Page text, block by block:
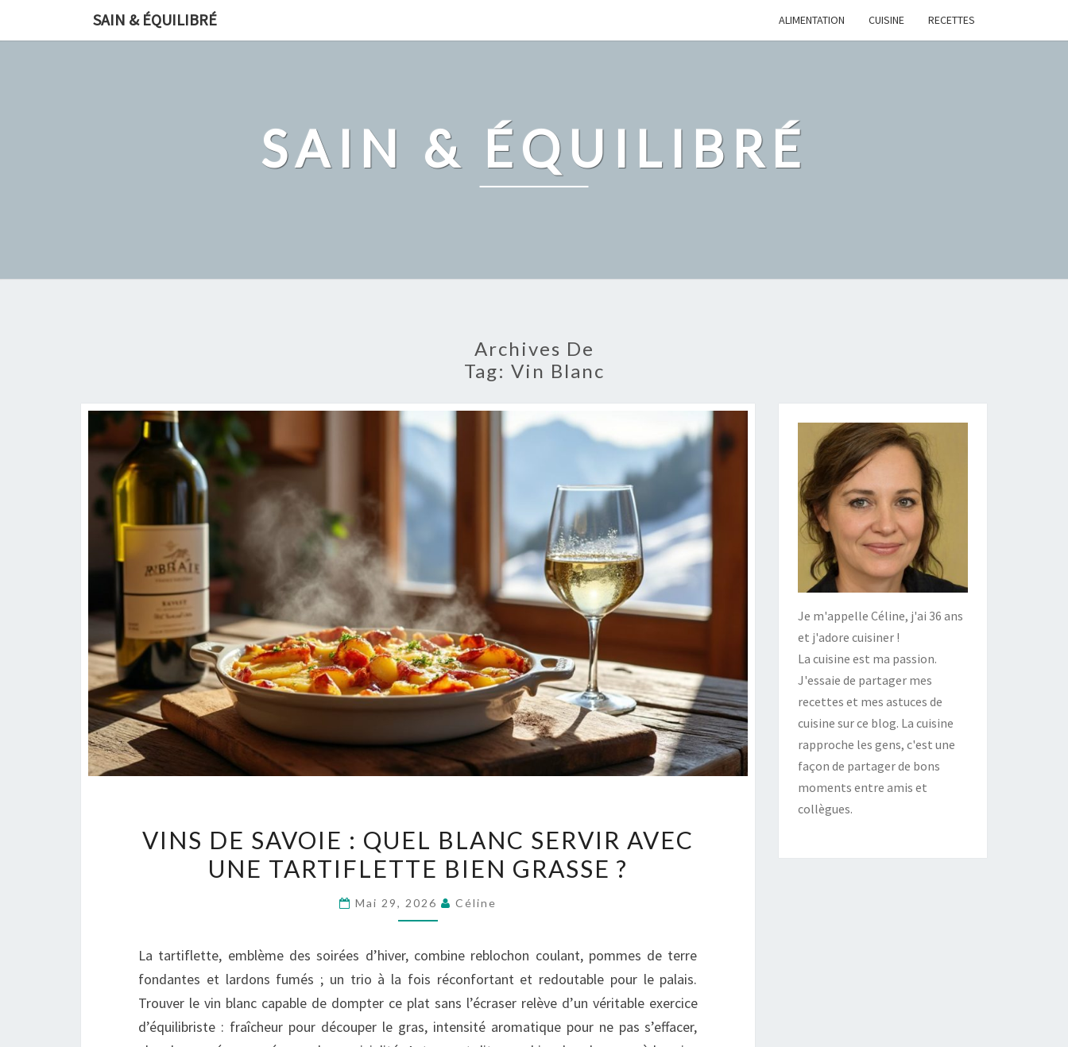
SAIN & ÉQUILIBRÉ ALIMENTATION CUISINE RECETTES
SAIN & ÉQUILIBRÉ
Archives De
Tag: Vin Blanc
DE
SAVOIE
QUEL
SERVIR
AVEC
UNE
TARTIFLETTE
VINS DE SAVOIE : QUEL BLANC SERVIR AVEC
UNE TARTIFLETTE BIEN GRASSE ?
Mai 29, 2026 Céline
La tartiflette, emblème des soirées d’hiver, combine reblochon coulant, pommes de terre
fondantes et lardons fumés ; un trio à la fois réconfortant et redoutable pour le palais.
Trouver le vin blanc capable de dompter ce plat sans l’écraser relève d’un véritable exercice
d’équilibriste : fraîcheur pour découper le gras, intensité aromatique pour ne pas s’effacer,
Je m'appelle Céline, j'ai 36 ans
et j'adore cuisiner !
La cuisine est ma passion.
J'essaie de partager mes
recettes et mes astuces de
cuisine sur ce blog. La cuisine
rapproche les gens, c'est une
façon de partager de bons
moments entre amis et
collègues.